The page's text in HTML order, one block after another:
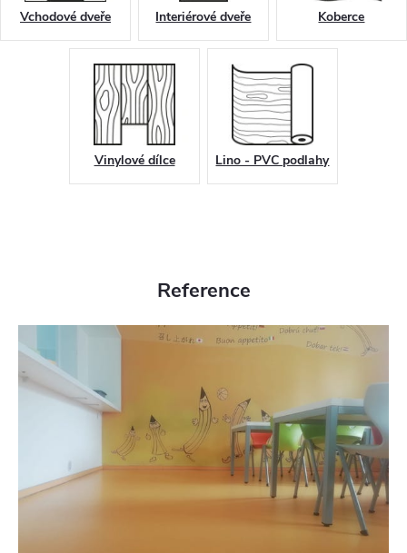
Vchodové dveře Interiérové dveře Koberce
Vinylové dílce Lino - PVC podlahy
Reference